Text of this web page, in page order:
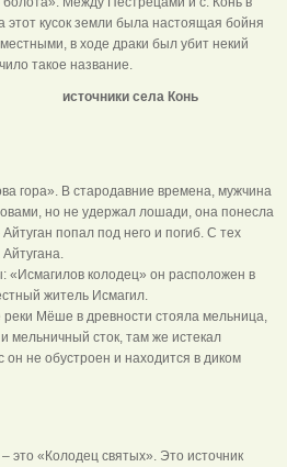
этот кусок земли была настоящая бойня
в ходе драки был убит некий
такое название.
источники села Конь
гора». В стародавние времена, мужчина
но не удержал лошади, она понесла
попал под него и погиб. С тех
«Исмагилов колодец» он расположен в
житель Исмагил.
реки Мёше в древности стояла мельница,
мельничный сток, там же истекал
не обустроен и находится в диком
это «Колодец святых». Это источник